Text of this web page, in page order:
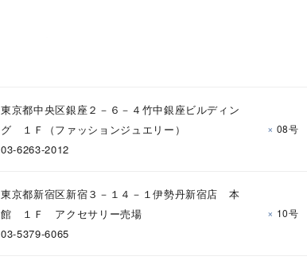
東京都中央区銀座２－６－４竹中銀座ビルディン
グ １Ｆ（ファッションジュエリー）
03-6263-2012
× 08号
東京都新宿区新宿３－１４－１伊勢丹新宿店 本
館 １Ｆ アクセサリー売場
03-5379-6065
× 10号